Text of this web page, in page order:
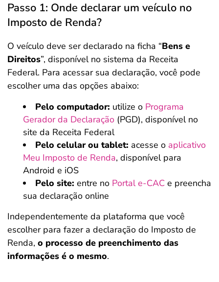
Passo 1: Onde declarar um veículo no
Imposto de Renda?
O veículo deve ser declarado na ficha “Bens e
Direitos”, disponível no sistema da Receita
Federal. Para acessar sua declaração, você pode
escolher uma das opções abaixo:
Pelo computador: utilize o Programa
Gerador da Declaração (PGD), disponível no
site da Receita Federal
Pelo celular ou tablet: acesse o aplicativo
Meu Imposto de Renda, disponível para
Android e iOS
Pelo site: entre no Portal e-CAC e preencha
sua declaração online
Independentemente da plataforma que você
escolher para fazer a declaração do Imposto de
Renda, o processo de preenchimento das
informações é o mesmo.